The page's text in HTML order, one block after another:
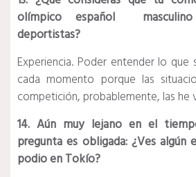
olímpico español
deportistas?
Experiencia. Poder entender lo que
cada momento porque las
competición, probablemente, las he
14. Aún muy lejano en el
pregunta es obligada: ¿Ves algún
podio en Tokío?